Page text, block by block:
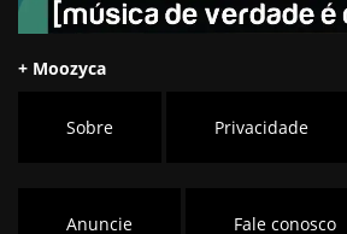
+ Moozyca
Sobre Privacidade
Anuncie Fale conosco